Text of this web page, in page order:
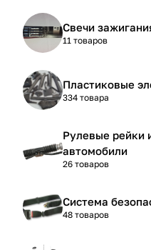
Свечи
11 товаров
Пластиковые
334 товара
Рулевые рейки
автомобили
26 товаров
Система
48 товаров